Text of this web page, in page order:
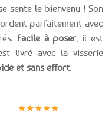
sente le bienvenu ! Son
parfaitement avec
Facile à poser , il est
livré avec la visserie
et sans effort.
★★★★★